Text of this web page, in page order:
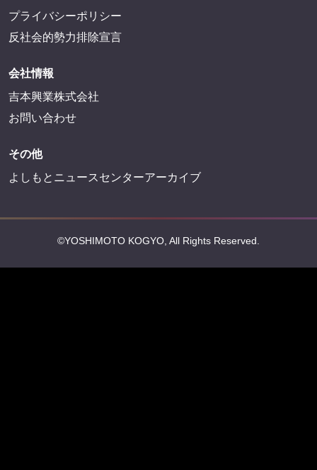
プライバシーポリシー
反社会的勢力排除宣言
会社情報
吉本興業株式会社
お問い合わせ
その他
よしもとニュースセンターアーカイブ
©YOSHIMOTO KOGYO, All Rights Reserved.